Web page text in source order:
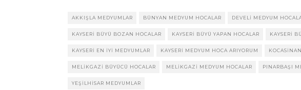
AKKIŞLA MEDYUMLAR BÜNYAN MEDYUM HOCALAR DEVELI MEDYUM
KAYSERI BÜYÜ BOZAN HOCALAR KAYSERI BÜYÜ YAPAN HOCALAR KAYSERI
KAYSERI EN IYI MEDYUMLAR KAYSERI MEDYUM HOCA ARIYORUM
MELIKGAZI BÜYÜCÜ HOCALAR MELIKGAZI MEDYUM HOCALAR PINARBAŞI
YEŞILHISAR MEDYUMLAR